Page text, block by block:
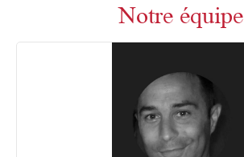
Notre équipe